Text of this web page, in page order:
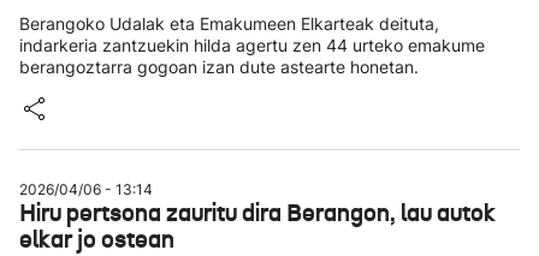
Berangoko Udalak eta Emakumeen Elkarteak deituta,
indarkeria zantzuekin hilda agertu zen 44 urteko emakume
berangoztarra gogoan izan dute astearte honetan.
2026/04/06 - 13:14
Hiru pertsona zauritu dira Berangon, lau autok
elkar jo ostean